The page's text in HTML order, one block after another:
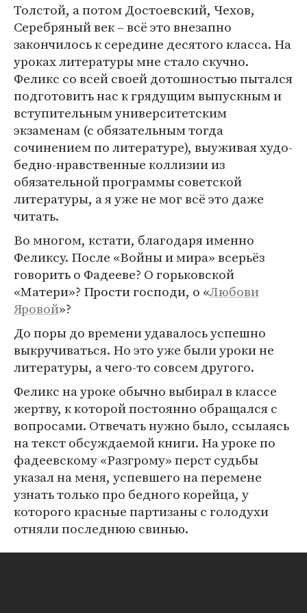
Толстой, а потом Достоевский, Чехов,
Серебряный век – всё это внезапно
закончилось к середине десятого класса. На
уроках литературы мне стало скучно.
Феликс со всей своей дотошностью пытался
подготовить нас к грядущим выпускным и
вступительным университетским
экзаменам (с обязательным тогда
сочинением по литературе), выуживая худо-
бедно-нравственные коллизии из
обязательной программы советской
литературы, а я уже не мог всё это даже
читать.
Во многом, кстати, благодаря именно
Феликсу. После «Войны и мира» всерьёз
говорить о Фадееве? О горьковской
«Матери»? Прости господи, о «Любови
Яровой»?
До поры до времени удавалось успешно
выкручиваться. Но это уже были уроки не
литературы, а чего-то совсем другого.
Феликс на уроке обычно выбирал в классе
жертву, к которой постоянно обращался с
вопросами. Отвечать нужно было, ссылаясь
на текст обсуждаемой книги. На уроке по
фадеевскому «Разгрому» перст судьбы
указал на меня, успевшего на перемене
узнать только про бедного корейца, у
которого красные партизаны с голодухи
отняли последнюю свинью.